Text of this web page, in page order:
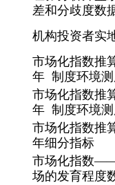
差和分歧度数
机构投资者实
市场化指数推
年 制度环境测
市场化指数推
年 制度环境测
市场化指数推
年细分指标
市场化指数
场的发育程度